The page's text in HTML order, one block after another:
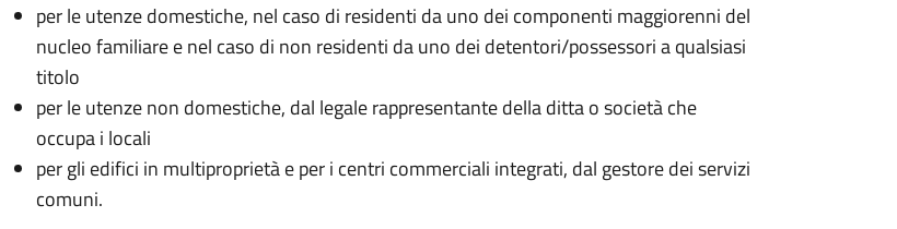
per le utenze domestiche, nel caso di residenti da uno dei componenti maggiorenni del
nucleo familiare e nel caso di non residenti da uno dei detentori/possessori a qualsiasi
titolo
per le utenze non domestiche, dal legale rappresentante della ditta o società che
occupa i locali
per gli edifici in multiproprietà e per i centri commerciali integrati, dal gestore dei servizi
comuni.